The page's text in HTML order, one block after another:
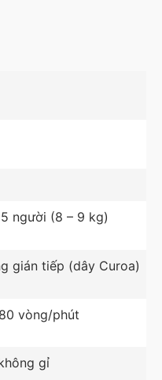
ngập trong bột giặt, từ
chất giặt tẩy vào sâu
rối
minh họa
người (8 – 9 kg)
gián tiếp (dây Curoa)
vòng/phút
gỉ